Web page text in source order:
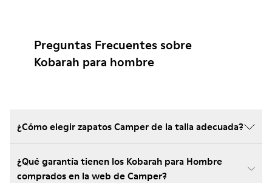
Preguntas Frecuentes sobre
Kobarah para hombre
¿Cómo elegir zapatos Camper de la talla adecuada?
¿Qué garantía tienen los Kobarah para Hombre
comprados en la web de Camper?